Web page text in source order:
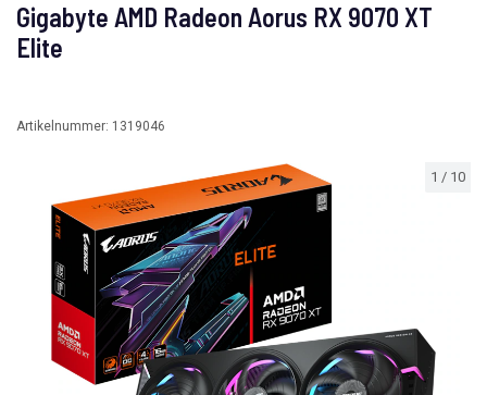
1 / 10
Gigabyte AMD Radeon Aorus RX 9070 XT
Elite
Artikelnummer: 1319046